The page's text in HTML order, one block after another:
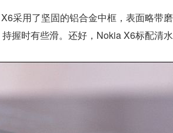
采用了坚固的铝合金中框，表面略带
握时有些滑。还好，Nokia X6标配清